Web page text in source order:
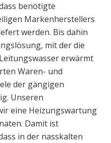
benötigte
Markenherstellers
werden. Bis dahin
mit der die
erwärmt
Waren- und
der gängigen
Unseren
eine Heizungswartung
Damit ist
in der nasskalten